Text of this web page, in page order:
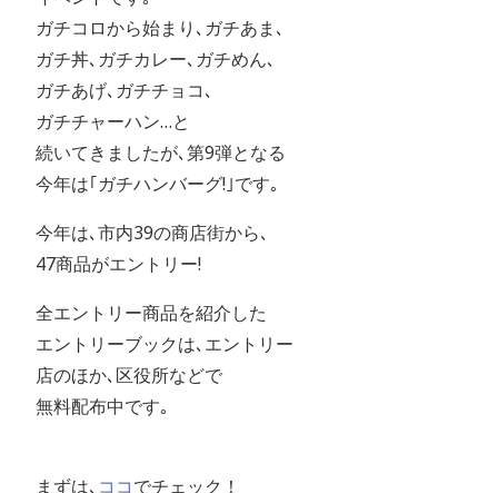
ガチコロから始まり､ガチあま､
ガチ丼､ガチカレー､ガチめん､
ガチあげ､ガチチョコ､
ガチチャーハン…と
続いてきましたが､第9弾となる
今年は｢ガチハンバーグ!｣です｡
今年は､市内39の商店街から､
47商品がエントリー!
全エントリー商品を紹介した
エントリーブックは､エントリー
店のほか､区役所などで
無料配布中です｡
まずは､ ココでチェック！